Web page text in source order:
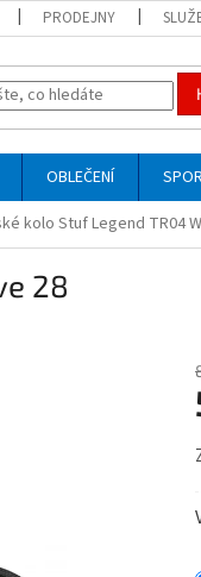
PRODEJNY
OBLEČENÍ
kolo Stuf Legend TR04
28